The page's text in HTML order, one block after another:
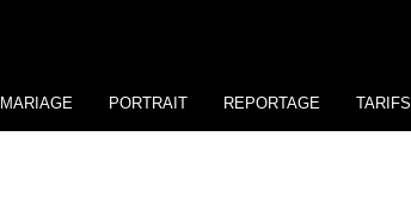
MARIAGE PORTRAIT REPORTAGE TARIFS